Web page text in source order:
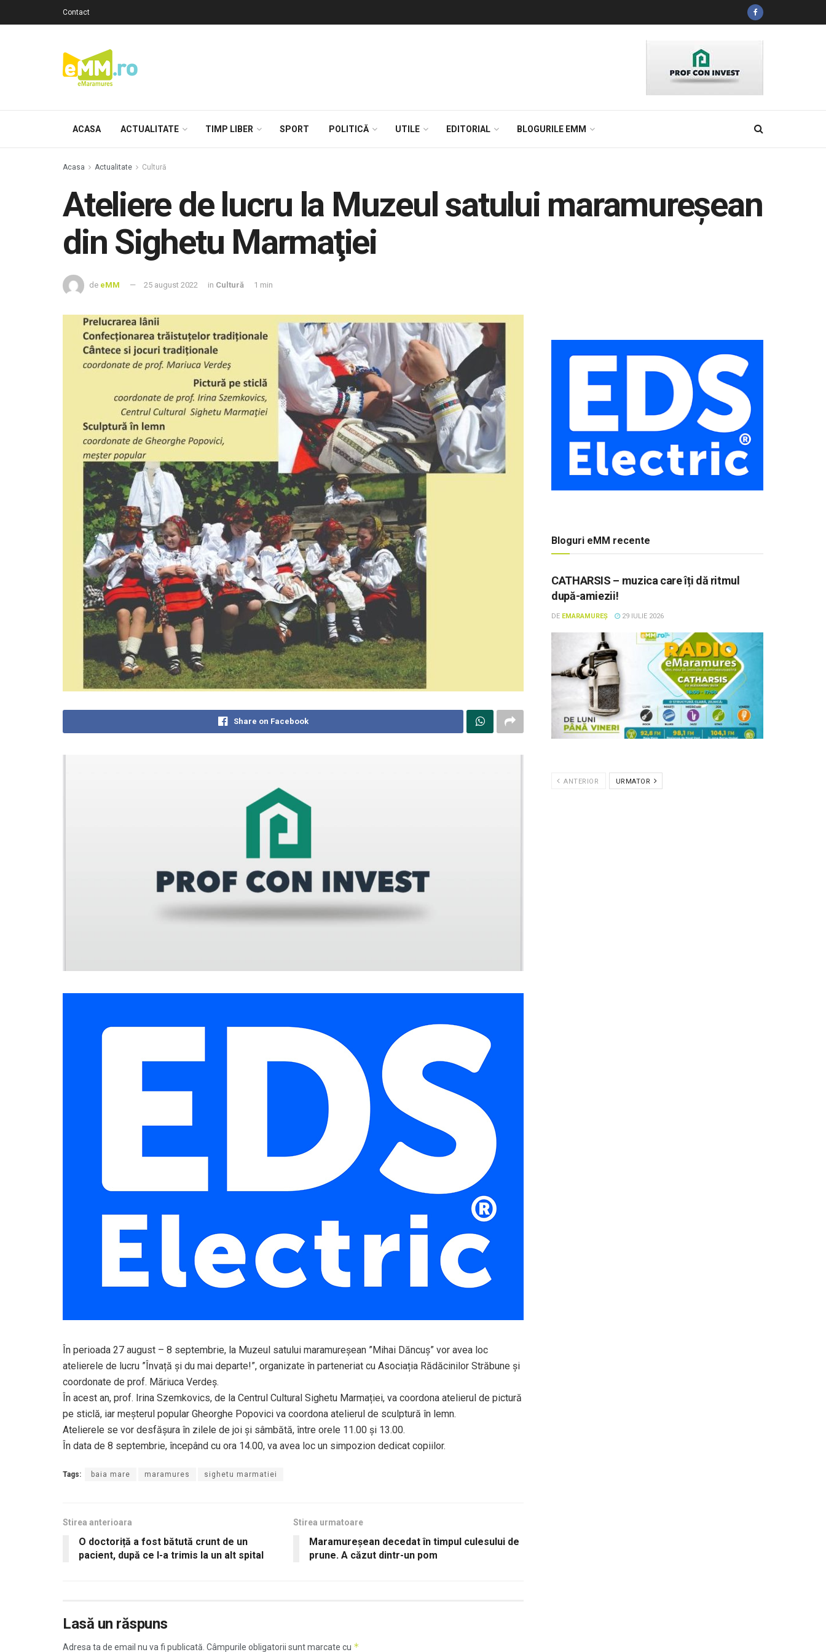
Contact
ACASA ACTUALITATE TIMP LIBER SPORT POLITICĂ UTILE EDITORIAL BLOGURILE EMM
Acasa Actualitate Cultură
Ateliere de lucru la Muzeul satului maramureșean
din Sighetu Marmaţiei
de eMM 25 august 2022 in Cultură 1 min
Share on Facebook
În perioada 27 august – 8 septembrie, la Muzeul satului maramureșean ”Mihai Dăncuș” vor avea loc
atelierele de lucru ”Învață și du mai departe!”, organizate în parteneriat cu Asociația Rădăcinilor Străbune și
coordonate de prof. Măriuca Verdeș.
În acest an, prof. Irina Szemkovics, de la Centrul Cultural Sighetu Marmației, va coordona atelierul de pictură
pe sticlă, iar meșterul popular Gheorghe Popovici va coordona atelierul de sculptură în lemn.
Atelierele se vor desfășura în zilele de joi și sâmbătă, între orele 11.00 şi 13.00.
În data de 8 septembrie, începând cu ora 14.00, va avea loc un simpozion dedicat copiilor.
Tags: baia mare maramures sighetu marmatiei
Stirea anterioara
O doctoriță a fost bătută crunt de un
pacient, după ce l-a trimis la un alt spital
Stirea urmatoare
Maramureșean decedat în timpul culesului de
prune. A căzut dintr-un pom
Lasă un răspuns
Adresa ta de email nu va fi publicată. Câmpurile obligatorii sunt marcate cu *
Bloguri eMM recente
CATHARSIS – muzica care îți dă ritmul
după-amiezii!
DE EMARAMUREȘ 29 IULIE 2026
ANTERIOR URMATOR